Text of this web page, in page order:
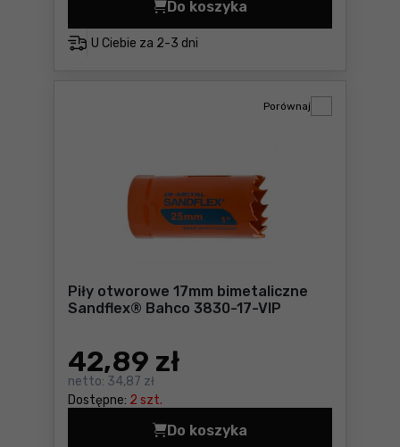
U Ciebie za 2-3 dni
Do koszyka
Piły otworowe 68mm
Piły otworowe 17mm bimetaliczne
Sandflex® Bahco 3830-17-VIP
42,89 zł
netto: 34,87 zł
Dostępne: 2 szt.
Porównaj
Do koszyka
Piły otworowe 17mm